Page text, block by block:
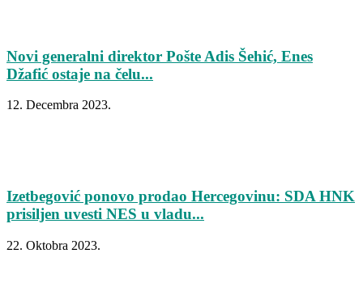
Novi generalni direktor Pošte Adis Šehić, Enes
Džafić ostaje na čelu...
12. Decembra 2023.
Izetbegović ponovo prodao Hercegovinu: SDA HNK
prisiljen uvesti NES u vladu...
22. Oktobra 2023.